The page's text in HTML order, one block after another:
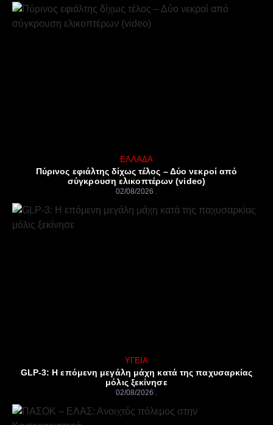
ΕΛΛΆΔΑ
Πύρινος εφιάλτης δίχως τέλος – Δύο νεκροί από
σύγκρουση ελικοπτέρων (video)
02/08/2026
ΥΓΕΊΑ
GLP-3: Η επόμενη μεγάλη μάχη κατά της παχυσαρκίας
μόλις ξεκίνησε
02/08/2026